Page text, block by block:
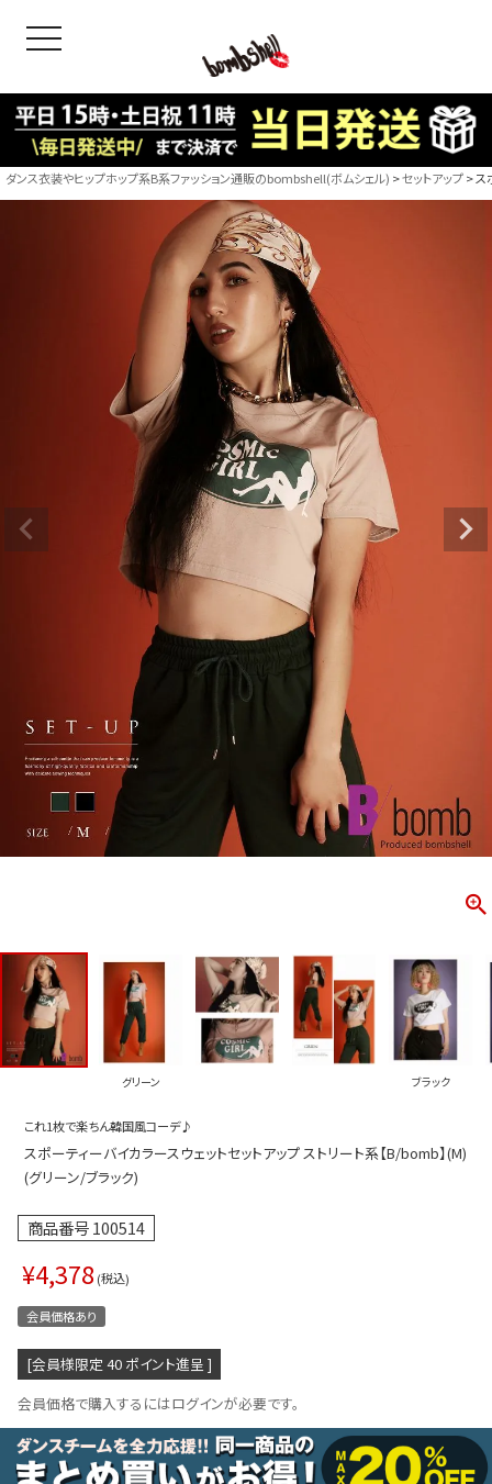
toggle navigation
＝ボムシェル】はダンス衣装専門ブランド。
衣装ならお任せ！オリジナル衣装やダンス衣装のトータル
ィネートのご提案。 ボムシェルならではの最新で斬新な
えをお届け。 撮影で使用してる小物や靴などダンサー必
ーデはイメージしやすく、全てボムシェルでご購入可能。
とは差別化出来るしっかりした衣装のご提案はダンサー
ージ映えを全力で応援してます。
商品一覧
CONTENTS
ス
ス
アップ
ース
インワン／サロペット
ラ・ニップレス
B/bomb
【B/
「これど
好き女子
レッスン
新作
トップス
ボトムス
ワンピース
浴衣
ダンス衣装やヒップホップ系B系ファッション通販のbombshell(ボムシェル) セットアップ ス
グリーン ブラック
これ1枚で楽ちん韓国風コーデ♪
スポーティーバイカラースウェットセットアップ ストリート系【B/bomb】(M)
(グリーン/ブラック)
商品番号100514
¥4,378 税込
会員価格あり
[会員様限定 40 ポイント進呈 ]
会員価格で購入するにはログインが必要です。